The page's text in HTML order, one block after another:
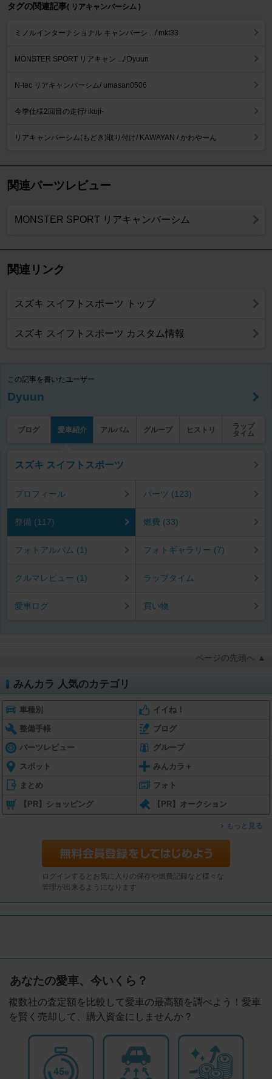
タグの関連記事( リアキャンバーシム )
ミノルインターナショナル キャンバーシ .../ mkt33
MONSTER SPORT リアキャン .../ Dyuun
N-tec リアキャンバーシム/ umasan0506
今季仕様2回目の走行/ ikuji-
リアキャンバーシム(もどき)取り付け/ KAWAYAN / かわやーん
関連パーツレビュー
MONSTER SPORT リアキャンバーシム
関連リンク
スズキ スイフトスポーツ トップ
スズキ スイフトスポーツ カスタム情報
この記事を書いたユーザー
Dyuun
ブログ 愛車紹介 アルバム グループ ヒストリ
ラップ
タイム
スズキ スイフトスポーツ
プロフィール パーツ (123)
整備 (117) 燃費 (33)
フォトアルバム (1) フォトギャラリー (7)
クルマレビュー (1) ラップタイム
愛車ログ 買い物
ページの先頭へ ▲
みんカラ 人気のカテゴリ
車種別 イイね！
整備手帳 ブログ
パーツレビュー グループ
スポット みんカラ＋
まとめ フォト
【PR】ショッピング 【PR】オークション
もっと見る
ログインするとお気に入りの保存や燃費記録など様々な
管理が出来るようになります
あなたの愛車、今いくら？
複数社の査定額を比較して愛車の最高額を調べよう！愛車
を賢く売却して、購入資金にしませんか？